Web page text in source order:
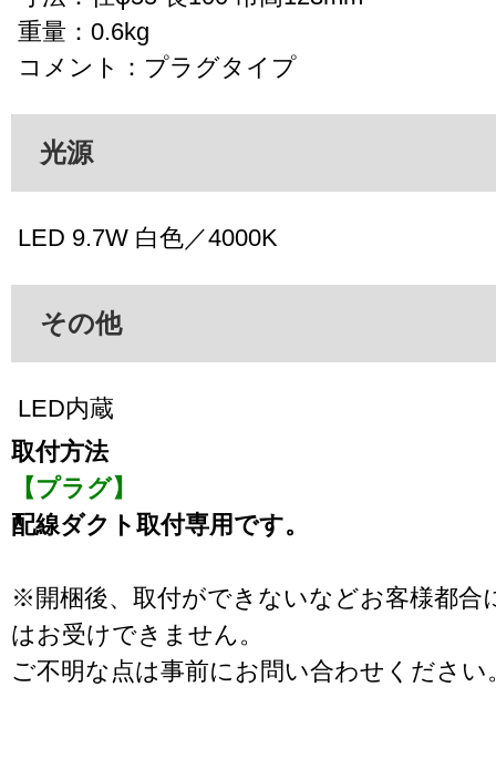
重量：0.6kg
コメント：プラグタイプ
光源
LED 9.7W 白色／4000K
その他
LED内蔵
取付方法
【プラグ】
配線ダクト取付専用です。
※開梱後、取付ができないなどお客様都合
はお受けできません。
ご不明な点は事前にお問い合わせください